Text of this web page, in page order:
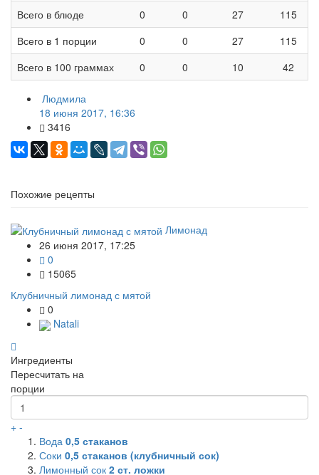
Всего в блюде
0 0 27
115
Всего в 1 порции
0 0 27
115
Всего в 100 граммах
0 0 10 42
Людмила
18 июня 2017, 16:36
3416
Похожие рецепты
Лимонад
26 июня 2017, 17:25
0
15065
Клубничный лимонад с мятой
0
Natali
Ингредиенты
Пересчитать на
порции
+ -
Вода 0,5 стаканов
Соки 0,5 стаканов (клубничный сок)
Лимонный сок 2 ст. ложки